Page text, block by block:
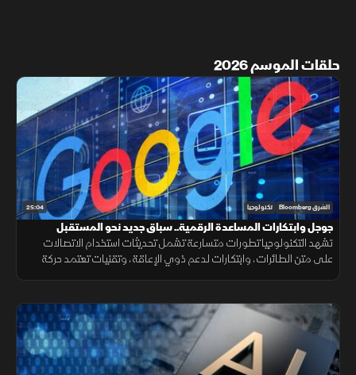
حلقات الموسم 2026
25:04 الشرق Bloomberg تكنولوجيا
جوجل وابتكارات المساعدة الرقمية.. سباق جديد نحو المستقبل
تشهد التكنولوجيا تطورات متسارعة تشمل تحديثات استخدام الاتصالات
على متن الطائرات، وابتكارات لدعم ذوي الإعاقة، وتقنيات تعتمد حركة